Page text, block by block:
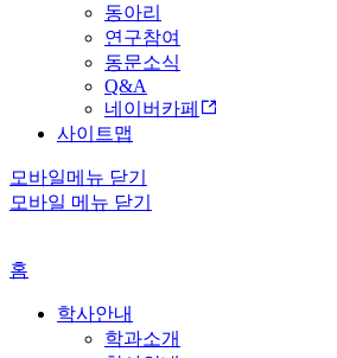
동아리
연구참여
동문소식
Q&A
네이버카페
사이트맵
모바일메뉴 닫기
모바일 메뉴 닫기
홈
학사안내
학과소개